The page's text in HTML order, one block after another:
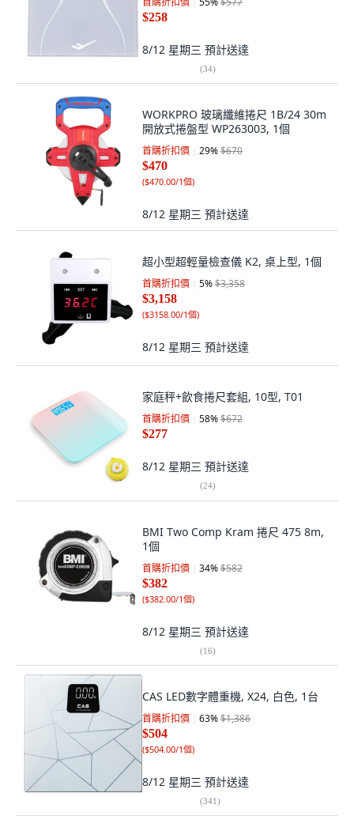
$258
8/12 星期三 預計送達
(34)
WORKPRO 玻璃纖維捲尺 1B/24 30m
開放式捲盤型 WP263003, 1個
首購折扣價 29%$670
$470
($470.00/1個)
8/12 星期三 預計送達
超小型超輕量檢查儀 K2, 桌上型, 1個
首購折扣價 5%$3,358
$3,158
($3158.00/1個)
8/12 星期三 預計送達
家庭秤+飲食捲尺套組, 10型, T01
首購折扣價 58%$672
$277
8/12 星期三 預計送達
(24)
BMI Two Comp Kram 捲尺 475 8m,
1個
首購折扣價 34%$582
$382
($382.00/1個)
8/12 星期三 預計送達
(16)
CAS LED數字體重機, X24, 白色, 1台
首購折扣價 63%$1,386
$504
($504.00/1個)
8/12 星期三 預計送達
(341)